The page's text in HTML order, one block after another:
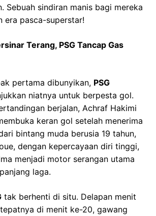
Sebuah sindiran manis bagi mereka
era pasca-superstar!
Terang, PSG Tancap Gas
pertama dibunyikan, PSG
niatnya untuk berpesta gol.
berjalan, Achraf Hakimi
keran gol setelah menerima
bintang muda berusia 19 tahun,
dengan kepercayaan diri tinggi,
menjadi motor serangan utama
laga.
tak berhenti di situ. Delapan menit
di menit ke-20, gawang